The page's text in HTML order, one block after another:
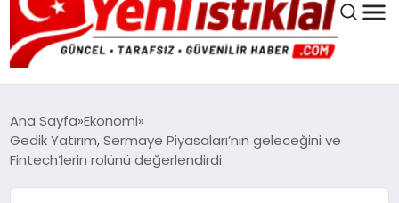
GÜNDEM
Ana Sayfa Ekonomi
Gedik Yatırım, Sermaye Piyasaları’nın geleceğini ve
Fintech’lerin rolünü değerlendirdi